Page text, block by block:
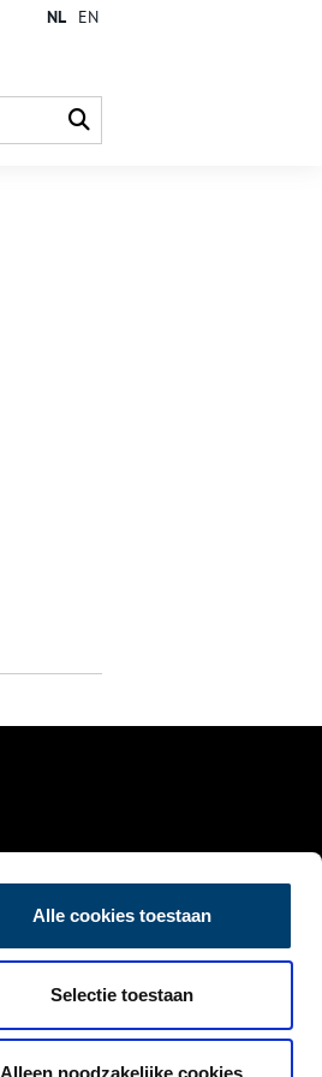
Alle cookies toestaan
Selectie toestaan
Alleen noodzakelijke cookies
NL EN